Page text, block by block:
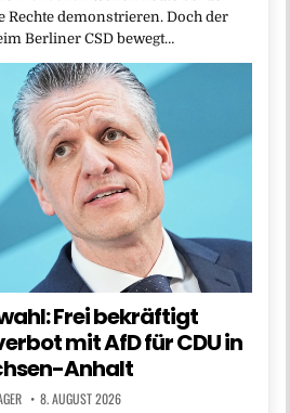
Rechte demonstrieren. Doch der
Berliner CSD bewegt…
Frei bekräftigt
mit AfD für CDU in
Anhalt
8. AUGUST 2026